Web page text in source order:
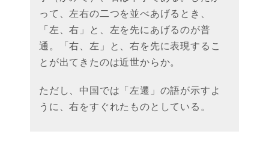
って、左右の二つを並べあげるとき、
「左、右」と、左を先にあげるのが普
通。「右、左」と、右を先に表現するこ
とが出てきたのは近世からか。
ただし、中国では「左遷」の語が示すよ
うに、右をすぐれたものとしている。